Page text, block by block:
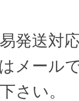
発送対
メール
さい。